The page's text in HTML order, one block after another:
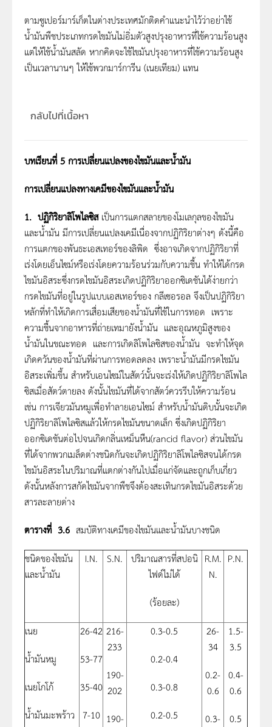
ตามซูเปอร์มาร์เก็ตในต่างประเทศมักติดคำแนะนำไว้ว่าอย่าใช้
น้ำมันพืชประเภทกรดไขมันไม่อิ่มตัวสูงปรุงอาหารที่ใช้ความร้อนสูง
แต่ให้ใช้น้ำมันสลัด หากคิดจะใช้ไขมันปรุงอาหารที่ใช้ความร้อนสูง
เป็นเวลานานๆ ให้ใช้พวกมาร์การีน (เนยเทียม) แทน
กลับไปที่เนื้อหา
บทเรียนที่ 5 การเปลี่ยนแปลงของไขมันและน้ำมัน
การเปลี่ยนแปลงทางเคมีของไขมันและน้ำมัน
1. ปฏิกิริยาลิโพไลซิสเป็นการแตกสลายของโมเลกุลของไขมัน
และน้ำมัน มีการเปลี่ยนแปลงเคมีเนื่องจากปฏิกิริยาต่างๆ ดังนี้คือ
การแตกของพันธะเอสเทอร์ของลิพิด ซึ่งอาจเกิดจากปฏิกิริยาที่
เร่งโดยเอ็นไซม์หรือเร่งโดยความร้อนร่วมกับความชื้น ทำให้ได้กรด
ไขมันอิสระซึ่งกรดไขมันอิสระเกิดปฏิกิริยาออกซิเดชันได้ง่ายกว่า
กรดไขมันที่อยู่ในรูปแบบเอสเทอร์ของ กลีเซอรอล จึงเป็นปฏิกิริยา
หลักที่ทำให้เกิดการเสื่อมเสียของน้ำมันที่ใช้ในการทอด เพราะ
ความชื้นจากอาหารที่ถ่ายเทมายังน้ำมัน และอุณหภูมิสูงของ
น้ำมันในขณะทอด และการเกิดลิโพไลซิสของน้ำมัน จะทำให้จุด
เกิดควันของน้ำมันที่ผ่านการทอดลดลง เพราะน้ำมันมีกรดไขมัน
อิสระเพิ่มขึ้น สำหรับเอนไซม์ในสัตว์นั้นจะเร่งให้เกิดปฏิกิริยาลิโพไล
ซิสเมื่อสัตว์ตายลง ดังนั้นไขมันที่ได้จากสัตว์ควรรีบให้ความร้อน
เช่น การเจียวมันหมูเพื่อทำลายเอนไซม์ สำหรับน้ำมันดิบนั้นจะเกิด
ปฏิกิริยาลิโพไลซิสแล้วให้กรดไขมันขนาดเล็ก ซึ่งเกิดปฏิกิริยา
ออกซิเดชันต่อไปจนเกิดกลิ่นเหม็นหืน(rancid flavor) ส่วนไขมัน
ที่ได้จากพวกเมล็ดต่างชนิดกันจะเกิดปฏิกิริยาลิโพไลซิสจนได้กรด
ไขมันอิสระในปริมาณที่แตกต่างกันไปเมื่อแก่จัดและถูกเก็บเกี่ยว
ดังนั้นหลังการสกัดไขมันจากพืชจึงต้องสะเทินกรดไขมันอิสระด้วย
สารละลายด่าง
ตารางที่ 3.6 สมบัติทางเคมีของไขมันและน้ำมันบางชนิด
ชนิดของไขมัน
และน้ำมัน
I.N. S.N. ปริมาณสารที่สปอนิ
ไฟด์ไม่ได้
(ร้อยละ)
R.M.
N.
P.N.
เนย
น้ำมันหมู
เนยโกโก้
น้ำมันมะพร้าว
26-42
53-77
35-40
7-10
216-
233
190-
202
190-
0.3-0.5
0.2-0.4
0.3-0.8
0.2-0.5
26-
34
0.2-
0.6
0.3-
1.5-
3.5
0.4-
0.6
0.5